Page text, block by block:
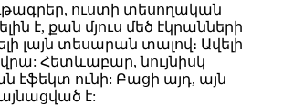
ուստի տեսողական
է, քան մյուս մեծ էկրանների
լայն տեսարան տալով։ Ավելի
Հետևաբար, նույնիսկ
էֆեկտ ունի: Բացի այդ, այն
է: